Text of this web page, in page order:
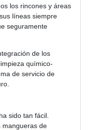
los rincones y áreas
líneas siempre
seguramente
de los
químico-
de servicio de
sido tan fácil.
mangueras de